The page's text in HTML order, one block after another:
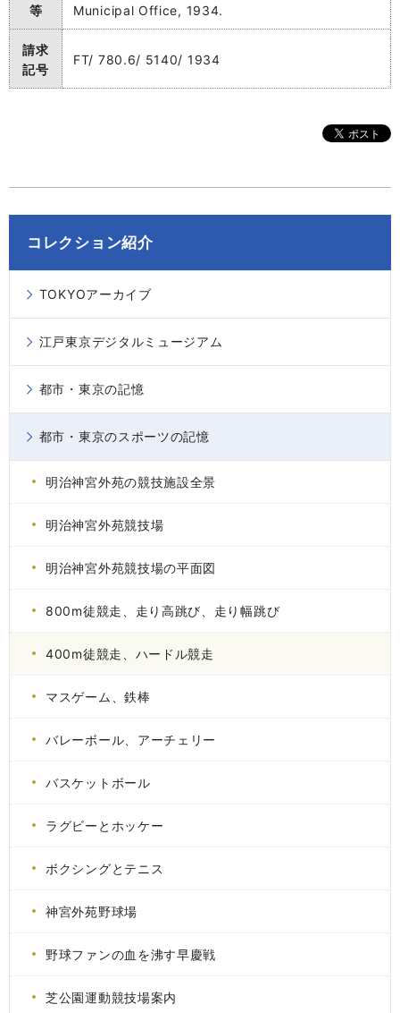
等
Municipal Office, 1934.
請求
記号
FT/ 780.6/ 5140/ 1934
コレクション紹介
TOKYOアーカイブ
江戸東京デジタルミュージアム
都市・東京の記憶
都市・東京のスポーツの記憶
明治神宮外苑の競技施設全景
明治神宮外苑競技場
明治神宮外苑競技場の平面図
800m徒競走、走り高跳び、走り幅跳び
400m徒競走、ハードル競走
マスゲーム、鉄棒
バレーボール、アーチェリー
バスケットボール
ラグビーとホッケー
ボクシングとテニス
神宮外苑野球場
野球ファンの血を沸す早慶戦
芝公園運動競技場案内